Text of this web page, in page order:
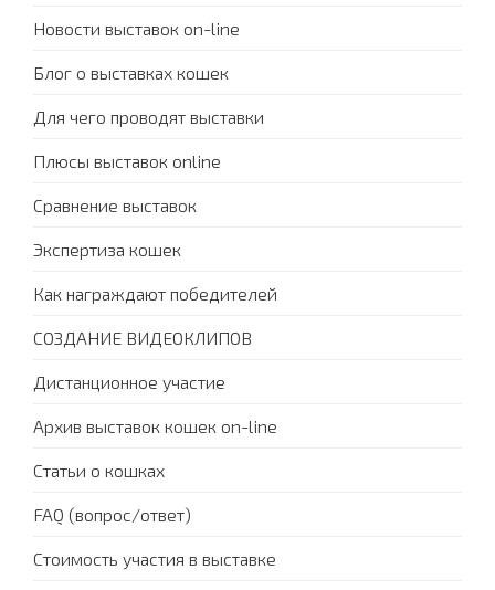
Новости выставок on-line
Блог о выставках кошек
Для чего проводят выставки
Плюсы выставок online
Сравнение выставок
Экспертиза кошек
Как награждают победителей
СОЗДАНИЕ ВИДЕОКЛИПОВ
Дистанционное участие
Архив выставок кошек on-line
Статьи о кошках
FAQ (вопрос/ответ)
Стоимость участия в выставке